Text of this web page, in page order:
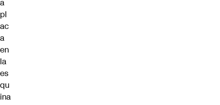
a
pl
ac
a
en
la
es
qu
ina